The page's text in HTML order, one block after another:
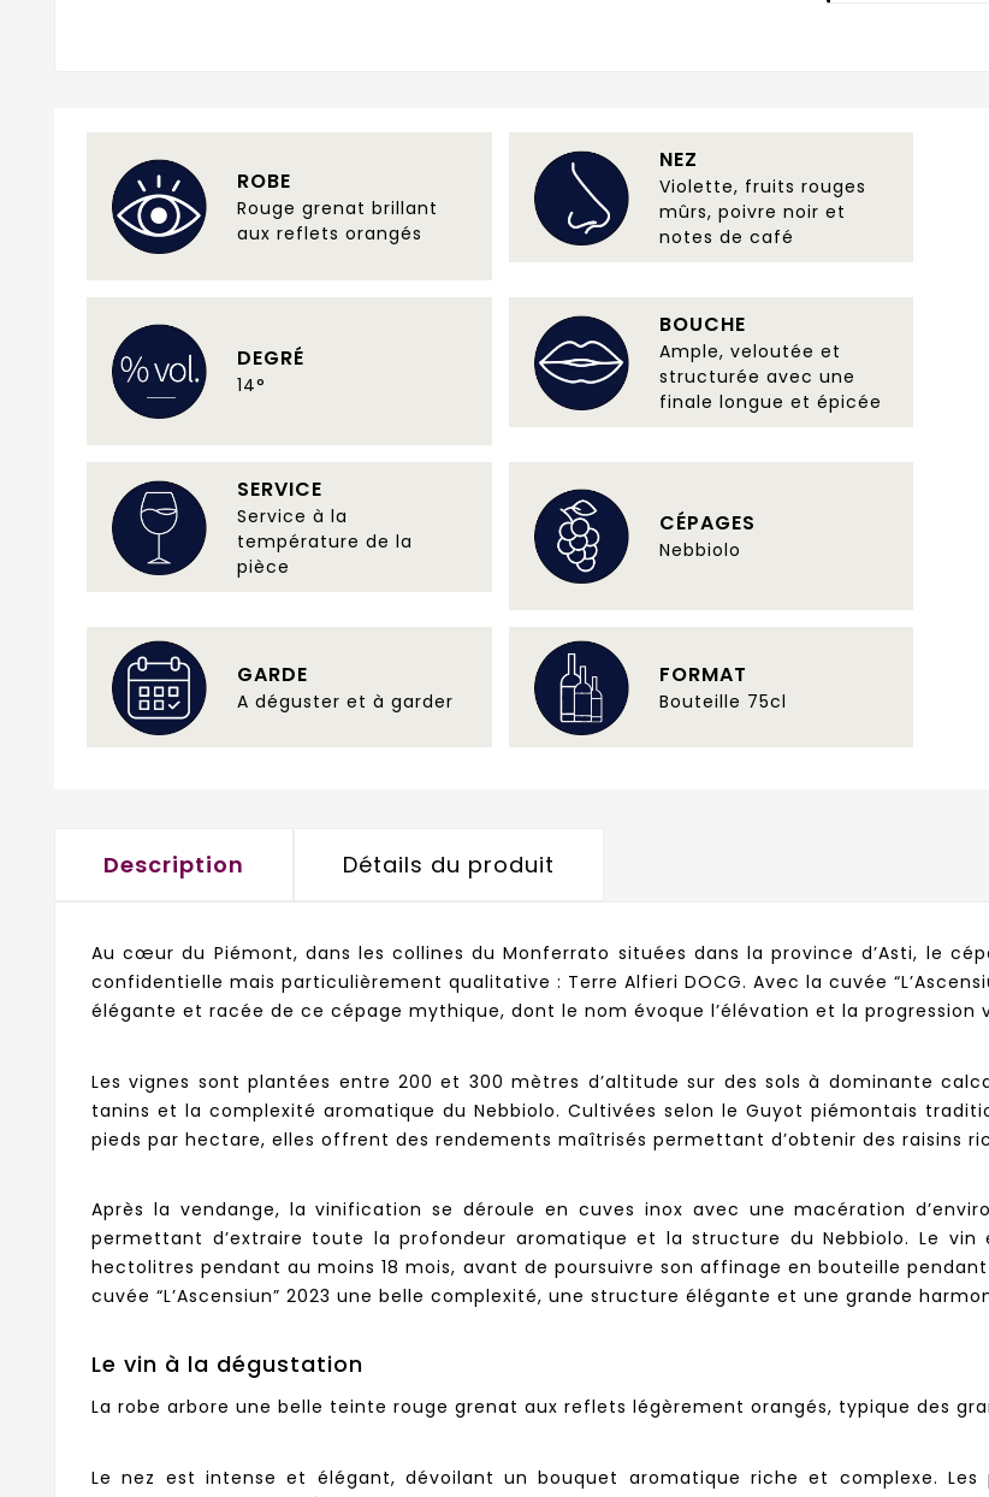
ROBE
Rouge grenat brillant
aux reflets orangés
NEZ
Violette, fruits rouges
mûrs, poivre noir et
notes de café
DEGRÉ
14°
BOUCHE
Ample, veloutée et
structurée avec une
finale longue et épicée
SERVICE
Service à la
température de la
pièce
CÉPAGES
Nebbiolo
GARDE
A déguster et à garder
FORMAT
Bouteille 75cl
Description Détails du produit
Au cœur du Piémont, dans les collines du Monferrato situées dans la province d’Asti, le
confidentielle mais particulièrement qualitative : Terre Alfieri DOCG. Avec la cuvée
élégante et racée de ce cépage mythique, dont le nom évoque l’élévation et la progression
Les vignes sont plantées entre 200 et 300 mètres d’altitude sur des sols à dominante
tanins et la complexité aromatique du Nebbiolo. Cultivées selon le Guyot piémontais
pieds par hectare, elles offrent des rendements maîtrisés permettant d’obtenir des raisins
Après la vendange, la vinification se déroule en cuves inox avec une macération
permettant d’extraire toute la profondeur aromatique et la structure du Nebbiolo. Le
hectolitres pendant au moins 18 mois, avant de poursuivre son affinage en bouteille
cuvée “L’Ascensiun” 2023 une belle complexité, une structure élégante et une grande
Le vin à la dégustation
La robe arbore une belle teinte rouge grenat aux reflets légèrement orangés, typique des
Le nez est intense et élégant, dévoilant un bouquet aromatique riche et complexe.